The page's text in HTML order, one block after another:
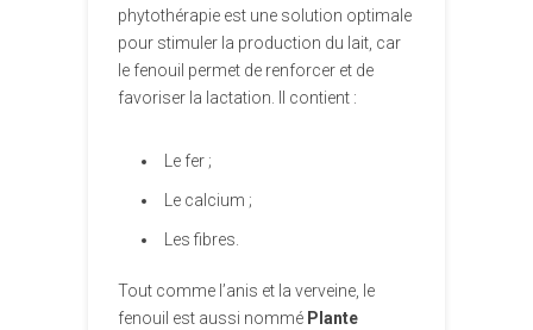
phytothérapie est une solution optimale
pour stimuler la production du lait, car
le fenouil permet de renforcer et de
favoriser la lactation. Il contient :
Le fer ;
Le calcium ;
Les fibres.
Tout comme l’anis et la verveine, le
fenouil est aussi nommé Plante